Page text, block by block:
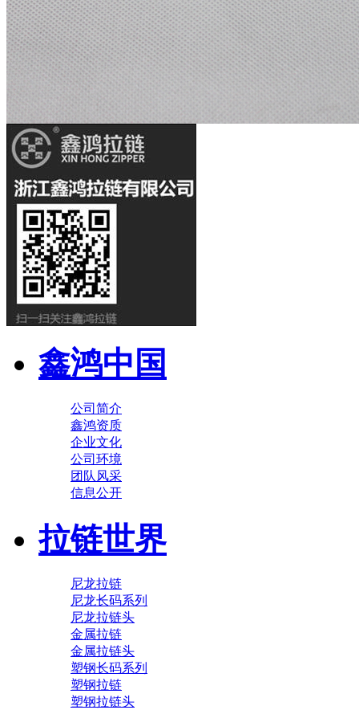
鑫鸿中国
公司简介
鑫鸿资质
企业文化
公司环境
团队风采
信息公开
拉链世界
尼龙拉链
尼龙长码系列
尼龙拉链头
金属拉链
金属拉链头
塑钢长码系列
塑钢拉链
塑钢拉链头